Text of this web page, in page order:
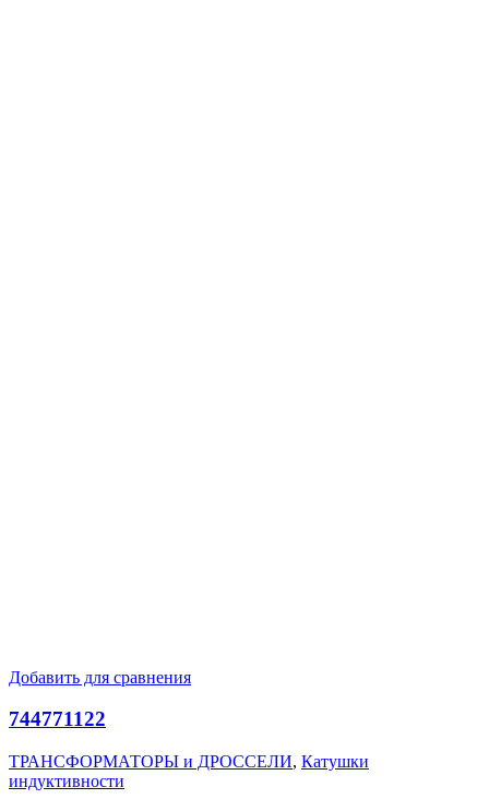
Добавить для сравнения
744771122
ТРАНСФОРМАТОРЫ и ДРОССЕЛИ, Катушки
индуктивности